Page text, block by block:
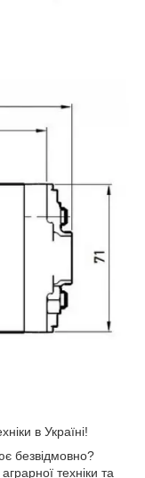
в Україні!
безвідмовно?
техніки та